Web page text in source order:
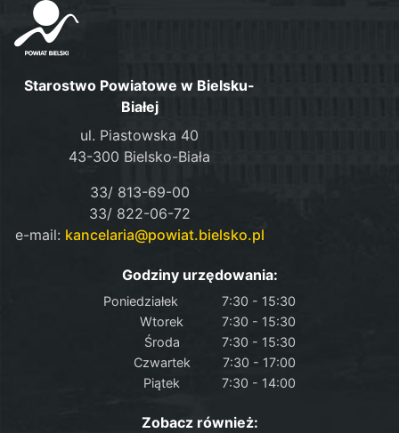
Starostwo Powiatowe w Bielsku-
Białej
ul. Piastowska 40
43-300 Bielsko-Biała
33/ 813-69-00
33/ 822-06-72
e-mail: kancelaria@powiat.bielsko.pl
Godziny urzędowania:
Poniedziałek
7:30 - 15:30
Wtorek
7:30 - 15:30
Środa
7:30 - 15:30
Czwartek
7:30 - 17:00
Piątek
7:30 - 14:00
Zobacz również: